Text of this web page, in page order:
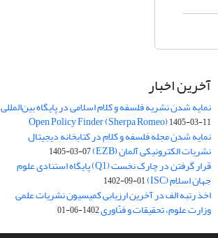
آخرین اخبار
نمایه شدن نشریه فلسفه و کلام اسلامی در پایگاه بین‌المللی
Open Policy Finder (Sherpa Romeo)1405-03-11
نمایه شدن مجله فلسفه و کلام در کتابخانه دیجیتال
نشریات الکترونیکی آلمان (EZB) 1405-03-07
قرار گرفتن در چارک نخست (Q1) پایگاه استنادی علوم
جهان اسلام (ISC) 1402-09-01
اخذ رتبه الف در آخرین ارزیابی کمیسیون نشریات علمی
وزارت علوم، تحقیقات و فنّاوری1402-06-01